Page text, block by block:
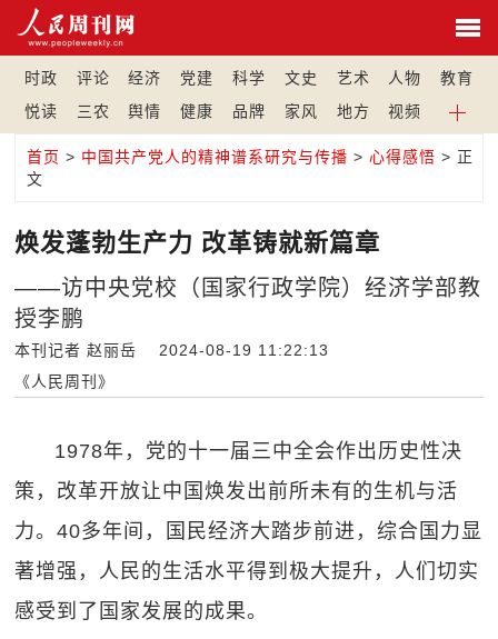
时政 评论 经济 党建 科学 文史 艺术 人物
教育
悦读
三农 舆情 健康 品牌 家风 地方 视频
首页 > 中国共产党人的精神谱系研究与传播 >心得感悟 > 正
文
焕发蓬勃生产力 改革铸就新篇章
——访中央党校（国家行政学院）经济学部教
授李鹏
本刊记者 赵丽岳 2024-08-19 11:22:13
《人民周刊》
1978年，党的十一届三中全会作出历史性决
策，改革开放让中国焕发出前所未有的生机与活
力。40多年间，国民经济大踏步前进，综合国力显
著增强，人民的生活水平得到极大提升，人们切实
感受到了国家发展的成果。